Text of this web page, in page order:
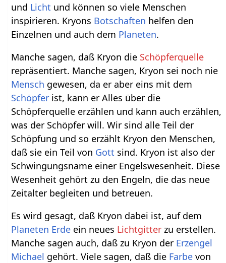
und Licht und können so viele Menschen
inspirieren. Kryons Botschaften helfen den
Einzelnen und auch dem Planeten.
Manche sagen, daß Kryon die Schöpferquelle
repräsentiert. Manche sagen, Kryon sei noch nie
Mensch gewesen, da er aber eins mit dem
Schöpfer ist, kann er Alles über die
Schöpferquelle erzählen und kann auch erzählen,
was der Schöpfer will. Wir sind alle Teil der
Schöpfung und so erzählt Kryon den Menschen,
daß sie ein Teil von Gott sind. Kryon ist also der
Schwingungsname einer Engelswesenheit. Diese
Wesenheit gehört zu den Engeln, die das neue
Zeitalter begleiten und betreuen.
Es wird gesagt, daß Kryon dabei ist, auf dem
Planeten Erde ein neues Lichtgitter zu erstellen.
Manche sagen auch, daß zu Kryon der Erzengel
Michael gehört. Viele sagen, daß die Farbe von